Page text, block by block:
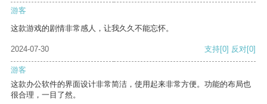
游客
这款游戏的剧情非常感人，让我久久不能忘怀。
2024-07-30 支持[0] 反对[0]
游客
这款办公软件的界面设计非常简洁，使用起来非常方便。功能的布局也
很合理，一目了然。